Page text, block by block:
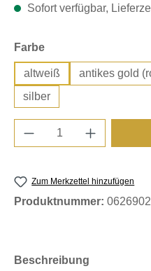
Sofort verfügbar,
Farbeauswählen
altweiß antikes gold
silber
Produkt Anzahl:
Zum Merkzettel hinzufügen
Produktnummer:
Beschreibung